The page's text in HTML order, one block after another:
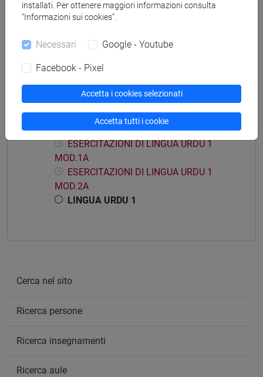
LINGUA URDU 1 [LT0U10]
Struttura generale dell'insegnamento
LINGUA URDU 1
ESERCITAZIONI DI LINGUA URDU 1
MOD.1A
ESERCITAZIONI DI LINGUA URDU 1
MOD.2A
LINGUA URDU 1
Cerca nel sito
Ricerca persone
Ricerca insegnamenti
Ricerca aule
installati. Per ottenere maggiori informazioni consulta
“Informazioni sui cookies”.
Necessari Google - Youtube
Facebook - Pixel
Accetta i cookies selezionati
Accetta tutti i cookie